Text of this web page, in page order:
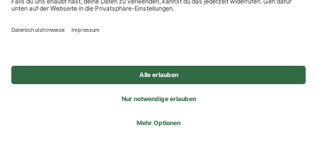
© 2026 REWE Group - All rights reserved